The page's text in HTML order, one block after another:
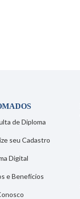
de Diploma
seu Cadastro
Digital
e Benefícios